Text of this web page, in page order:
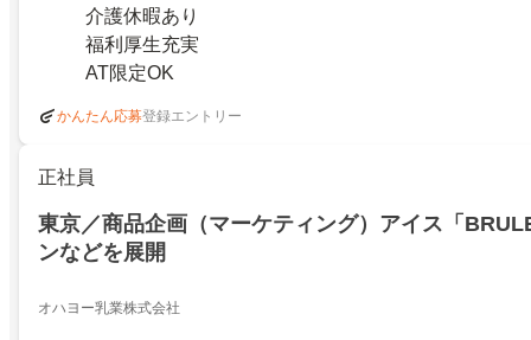
介護休暇あり
福利厚生充実
AT限定OK
かんたん応募登録エントリー
正社員
東京／商品企画（マーケティング）アイス「
ンなどを展開
オハヨー乳業株式会社